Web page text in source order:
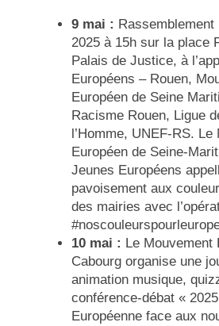
9 mai :
2025 à 15h sur la place
Palais de Justice, à
Européens – Rouen,
Européen de Seine
Racisme Rouen, Ligue
l’Homme, UNEF-RS.
Européen de Seine-
Jeunes Européens
pavoisement aux
des mairies avec
10 mai : Le Mouvement
Cabourg organise une
animation musique,
conférence-débat «
Européenne face aux